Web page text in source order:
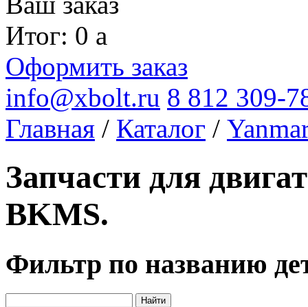
Итог: 0 a
Оформить заказ
info@xbolt.ru 8 812 309-
Главная / Каталог /
Запчасти для
BKMS.
Фильтр по названию
Найти